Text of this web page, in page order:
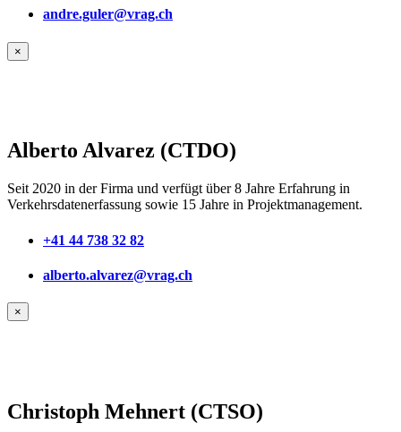
andre.guler@vrag.ch
×
Alberto Alvarez (CTDO)
Seit 2020 in der Firma und verfügt über 8 Jahre Erfahrung in
Verkehrsdatenerfassung sowie 15 Jahre in Projektmanagement.
+41 44 738 32 82
alberto.alvarez@vrag.ch
×
Christoph Mehnert (CTSO)